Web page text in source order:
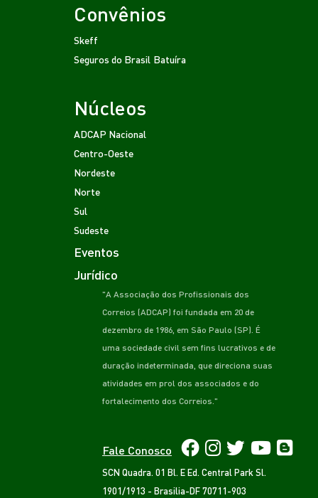
Convênios
Skeff
Seguros do Brasil Batuíra
Núcleos
ADCAP Nacional
Centro-Oeste
Nordeste
Norte
Sul
Sudeste
Eventos
Jurídico
"A Associação dos Profissionais dos
Correios (ADCAP) foi fundada em 20 de
dezembro de 1986, em São Paulo (SP). É
uma sociedade civil sem fins lucrativos e de
duração indeterminada, que direciona suas
atividades em prol dos associados e do
fortalecimento dos Correios."
Fale Conosco
SCN Quadra. 01 Bl. E Ed. Central Park Sl.
1901/1913 - Brasilia-DF 70711-903